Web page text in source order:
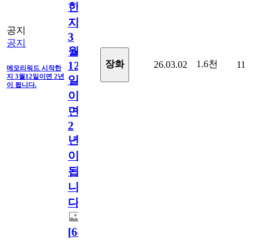
공지
공지
메모리워드 시작한
지 3월12일이면 2년
이 됩니다.
한
지
3
월
12
일
이
면
2
년
이
됩
니
다.
[64
장화 26.03.02 1.6천 11